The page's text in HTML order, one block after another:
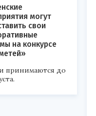
могут
свои
на конкурсе
принимаются до